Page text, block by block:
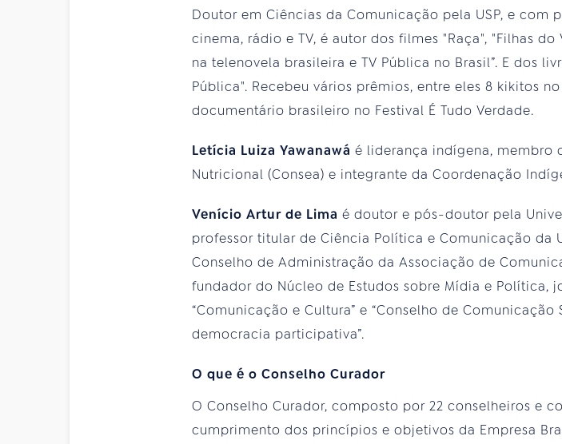
Doutor em Ciências da Comunicação pela USP, e com
cinema, rádio e TV, é autor dos filmes "Raça", "Filhas
na telenovela brasileira e TV Pública no Brasil”. E dos
Pública". Recebeu vários prêmios, entre eles 8 kikitos
documentário brasileiro no Festival É Tudo Verdade.
Letícia Luiza Yawanawá é liderança indígena, membro
Nutricional (Consea) e integrante da Coordenação
Venício Artur de Lima é doutor e pós-doutor pela
professor titular de Ciência Política e Comunicação da
Conselho de Administração da Associação de
fundador do Núcleo de Estudos sobre Mídia e Política,
“Comunicação e Cultura” e “Conselho de
democracia participativa”.
O que é o Conselho Curador
O Conselho Curador, composto por 22 conselheiros e
cumprimento dos princípios e objetivos da Empresa